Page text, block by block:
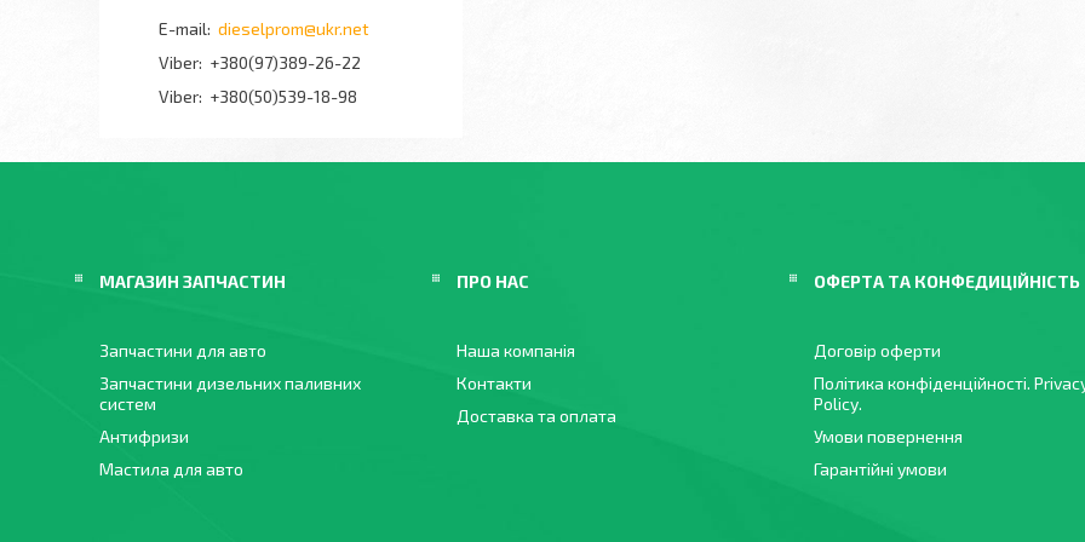
dieselprom@ukr.net
+380(97)389-26-22
Viber +380(50)539-18-98
МАГАЗИН ЗАПЧАСТИН
Запчастини для авто
Запчастини дизельних паливних
систем
Антифризи
Мастила для авто
ПРО НАС
Наша компанія
Контакти
Доставка та оплата
ОФЕРТА ТА КОНФЕДИЦІЙНІСТЬ
Договір оферти
Політика конфіденційності.
Policy.
Умови повернення
Гарантійні умови